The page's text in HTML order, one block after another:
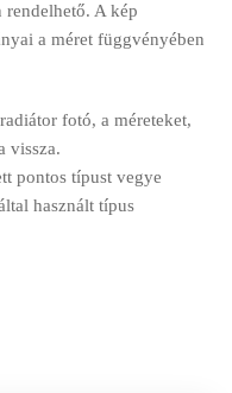
A kép
a méret függvényében
fotó, a méreteket,
vissza.
pontos típust vegye
használt típus